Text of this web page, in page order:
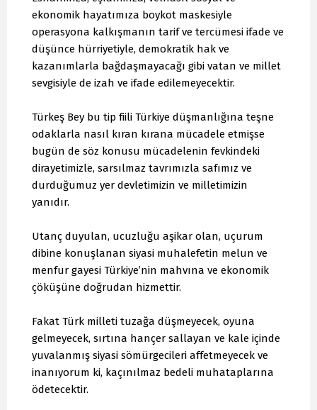
ekonomik hayatımıza boykot maskesiyle
operasyona kalkışmanın tarif ve tercümesi ifade ve
düşünce hürriyetiyle, demokratik hak ve
kazanımlarla bağdaşmayacağı gibi vatan ve millet
sevgisiyle de izah ve ifade edilemeyecektir.
Türkeş Bey bu tip fiili Türkiye düşmanlığına teşne
odaklarla nasıl kıran kırana mücadele etmişse
bugün de söz konusu mücadelenin fevkindeki
dirayetimizle, sarsılmaz tavrımızla safımız ve
durduğumuz yer devletimizin ve milletimizin
yanıdır.
Utanç duyulan, ucuzluğu aşikar olan, uçurum
dibine konuşlanan siyasi muhalefetin melun ve
menfur gayesi Türkiye’nin mahvına ve ekonomik
çöküşüne doğrudan hizmettir.
Fakat Türk milleti tuzağa düşmeyecek, oyuna
gelmeyecek, sırtına hançer sallayan ve kale içinde
yuvalanmış siyasi sömürgecileri affetmeyecek ve
inanıyorum ki, kaçınılmaz bedeli muhataplarına
ödetecektir.